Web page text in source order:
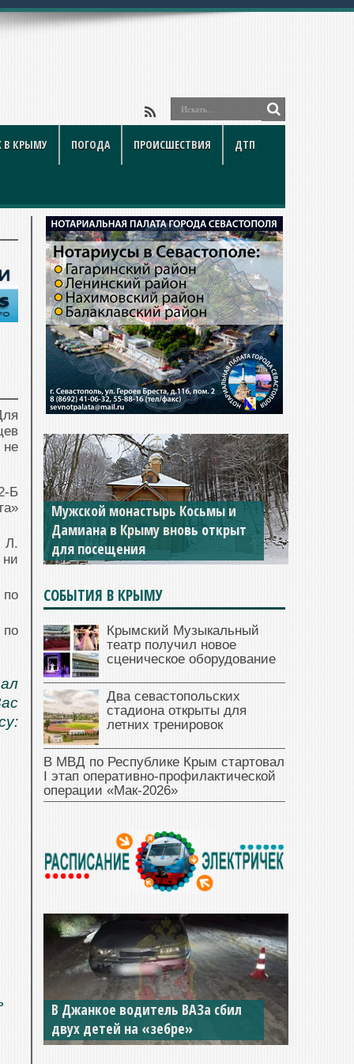
В КРЫМУ ПОГОДА ПРОИСШЕСТВИЯ ДТП
не
Б
Л.
по
по
Мужской монастырь Косьмы и
Дамиана в Крыму вновь открыт
для посещения
СОБЫТИЯ В КРЫМУ
Крымский Музыкальный
театр получил новое
сценическое оборудование
Два севастопольских
стадиона открыты для
летних тренировок
В МВД по Республике Крым стартовал
I этап оперативно‑профилактической
операции «Мак‑2026»
В Джанкое водитель ВАЗа сбил
двух детей на «зебре»